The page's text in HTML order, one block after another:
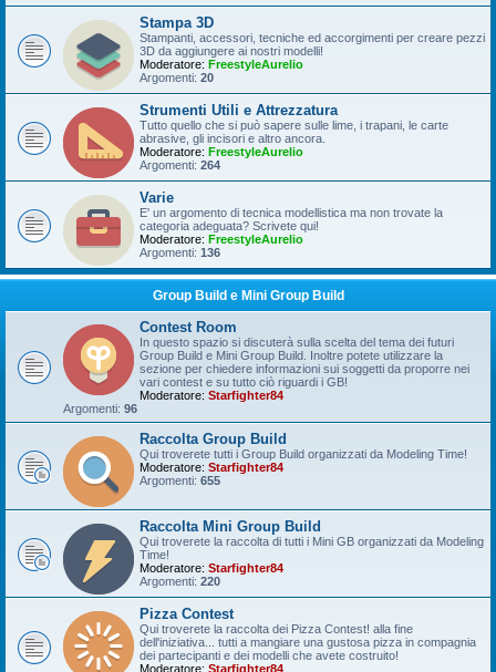
Stampa 3D
Stampanti, accessori, tecniche ed accorgimenti per creare pezzi
3D da aggiungere ai nostri modelli!
Moderatore: FreestyleAurelio
Argomenti: 20
Strumenti Utili e Attrezzatura
Tutto quello che si può sapere sulle lime, i trapani, le carte
abrasive, gli incisori e altro ancora.
Moderatore: FreestyleAurelio
Argomenti: 264
Varie
E' un argomento di tecnica modellistica ma non trovate la
categoria adeguata? Scrivete qui!
Moderatore: FreestyleAurelio
Argomenti: 136
Group Build e Mini Group Build
Contest Room
In questo spazio si discuterà sulla scelta del tema dei futuri
Group Build e Mini Group Build. Inoltre potete utilizzare la
sezione per chiedere informazioni sui soggetti da proporre nei
vari contest e su tutto ciò riguardi i GB!
Moderatore: Starfighter84
Argomenti: 96
Raccolta Group Build
Qui troverete tutti i Group Build organizzati da Modeling Time!
Moderatore: Starfighter84
Argomenti: 655
Raccolta Mini Group Build
Qui troverete la raccolta di tutti i Mini GB organizzati da Modeling
Time!
Moderatore: Starfighter84
Argomenti: 220
Pizza Contest
Qui troverete la raccolta dei Pizza Contest! alla fine
dell'iniziativa... tutti a mangiare una gustosa pizza in compagnia
dei partecipanti e dei modelli che avete costruito!
Moderatore: Starfighter84